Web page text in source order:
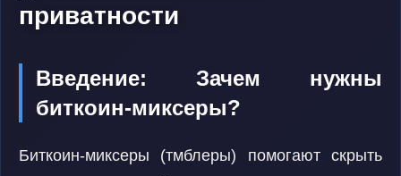
приватности
Введение: Зачем нужны
биткоин-миксеры?
Биткоин-миксеры (тмблеры) помогают скрыть